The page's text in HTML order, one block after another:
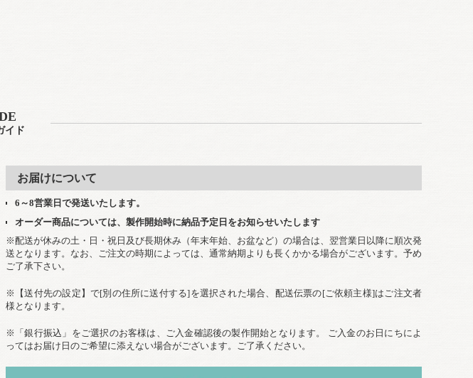
イド
お届けについて
6～8営業日で発送いたします。
オーダー商品については、製作開始時に納品予定日をお知らせいたします
※配送が休みの土・日・祝日及び長期休み（年末年始、お盆など）の場合は、翌営業日以降に順次発
送となります。なお、ご注文の時期によっては、通常納期よりも長くかかる場合がございます。予め
ご了承下さい。
※【送付先の設定】で[別の住所に送付する]を選択された場合、配送伝票の[ご依頼主様]はご注文者
様となります。
※「銀行振込」をご選択のお客様は、ご入金確認後の製作開始となります。 ご入金のお日にちによ
ってはお届け日のご希望に添えない場合がございます。ご了承ください。